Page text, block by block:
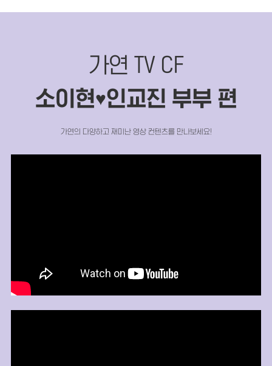
가연 TV CF
소이현♥인교진 부부 편
가연의 다양하고 재미난 영상 컨텐츠를 만나보세요!